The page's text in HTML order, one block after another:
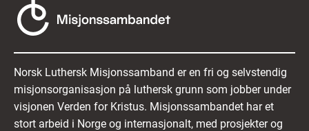
Norsk Luthersk Misjonssamband er en fri og selvstendig
misjonsorganisasjon på luthersk grunn som jobber under
visjonen Verden for Kristus. Misjonssambandet har et
stort arbeid i Norge og internasjonalt, med prosjekter og